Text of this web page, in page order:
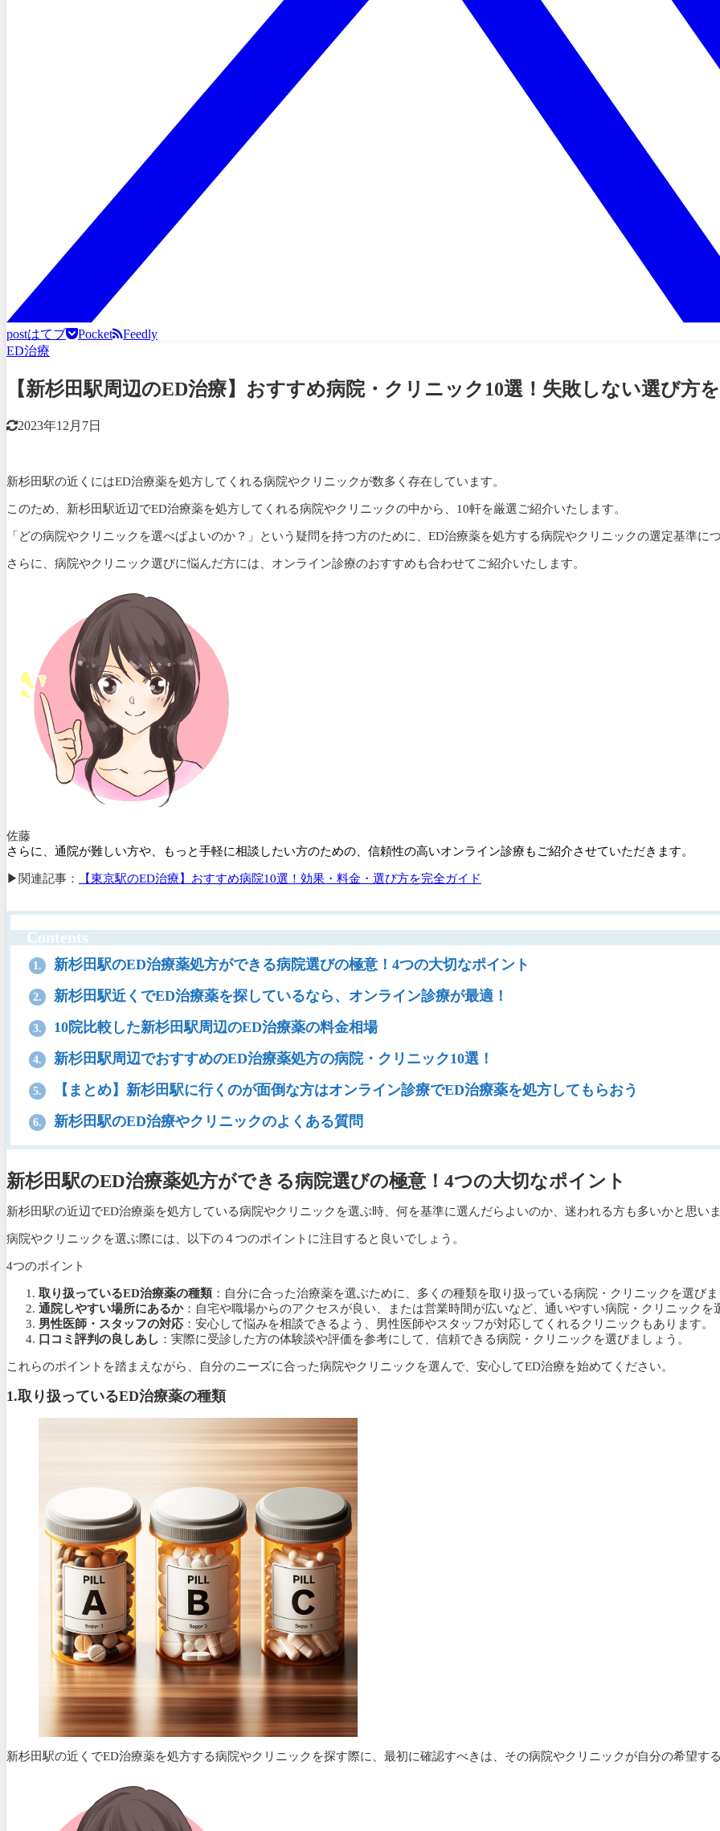
postはてブ Pocket
Feedly
ED治療
【新杉田駅周辺のED治療】おすすめ病院・クリニック10選！失敗しない選び方
2023年12月7日
新杉田駅の近くにはED治療薬を処方してくれる病院やクリニックが数多く存在しています。
このため、新杉田駅近辺でED治療薬を処方してくれる病院やクリニックの中から、10軒を厳選ご紹介いたします。
「どの病院やクリニックを選べばよいのか？」という疑問を持つ方のために、ED治療薬を処方する病院やクリニックの選定基準に
さらに、病院やクリニック選びに悩んだ方には、オンライン診療のおすすめも合わせてご紹介いたします。
佐藤
さらに、通院が難しい方や、もっと手軽に相談したい方のための、信頼性の高いオンライン診療もご紹介させていただきます。
▶関連記事： 【東京駅のED治療】おすすめ病院10選！効果・料金・選び方を完全ガイド
Contents
1. 新杉田駅のED治療薬処方ができる病院選びの極意！4つの大切なポイント
2. 新杉田駅近くでED治療薬を探しているなら、オンライン診療が最適！
3. 10院比較した新杉田駅周辺のED治療薬の料金相場
4. 新杉田駅周辺でおすすめのED治療薬処方の病院・クリニック10選！
5. 【まとめ】新杉田駅に行くのが面倒な方はオンライン診療でED治療薬を処方してもらおう
6. 新杉田駅のED治療やクリニックのよくある質問
新杉田駅のED治療薬処方ができる病院選びの極意！4つの大切なポイント
新杉田駅の近辺でED治療薬を処方している病院やクリニックを選ぶ時、何を基準に選んだらよいのか、迷われる方も多いかと思い
病院やクリニックを選ぶ際には、以下の４つのポイントに注目すると良いでしょう。
4つのポイント
取り扱っているED治療薬の種類 ：自分に合った治療薬を選ぶために、多くの種類を取り扱っている病院・クリニックを選び
通院しやすい場所にあるか：自宅や職場からのアクセスが良い、または営業時間が広いなど、通いやすい病院・クリニックを
男性医師・スタッフの対応 ：安心して悩みを相談できるよう、男性医師やスタッフが対応してくれるクリニックもあります。
口コミ評判の良しあし ：実際に受診した方の体験談や評価を参考にして、信頼できる病院・クリニックを選びましょう。
これらのポイントを踏まえながら、自分のニーズに合った病院やクリニックを選んで、安心してED治療を始めてください。
1.取り扱っているED治療薬の種類
新杉田駅の近くでED治療薬を処方する病院やクリニックを探す際に、最初に確認すべきは、その病院やクリニックが自分の希望す